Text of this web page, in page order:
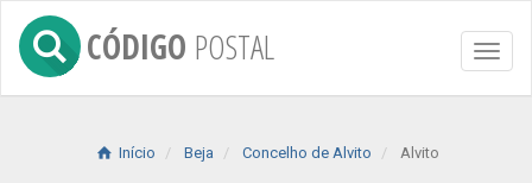
Toggle
CÓDIGO POSTAL
Início Beja Concelho de Alvito Alvito